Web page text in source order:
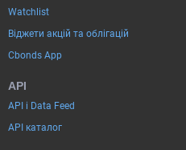
Watchlist
Віджети акцій та облігацій
Cbonds App
API
API і Data Feed
API каталог